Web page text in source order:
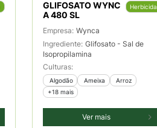
GLIFOSATO WYNC
A 480 SL
Herbicida
Empresa: Wynca
Ingrediente: Glifosato - Sal de
Isopropilamina
Culturas:
Algodão Ameixa
Arroz
+18 mais
Ver mais